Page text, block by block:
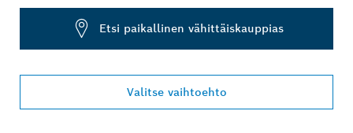
Etsi paikallinen vähittäiskauppias
Valitse vaihtoehto